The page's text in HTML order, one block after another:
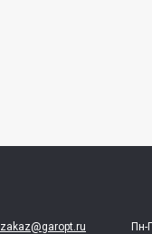
zakaz@garopt.ru Пн-